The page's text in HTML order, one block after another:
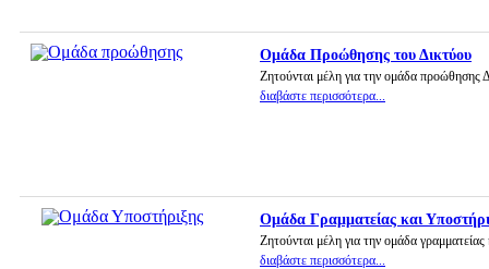
Ομάδα Προώθησης του Δικτύου
Ζητούνται μέλη για την ομάδα προώθησης
διαβάστε περισσότερα...
Ομάδα Γραμματείας και
Ζητούνται μέλη για την ομάδα
διαβάστε περισσότερα...